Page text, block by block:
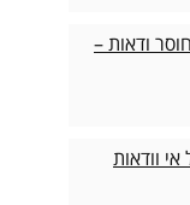
ודאות –
וודאות